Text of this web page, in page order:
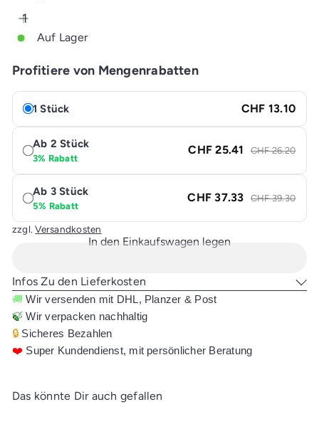
Auf Lager
Profitiere von Mengenrabatten
1 Stück CHF 13.10
Ab 2 Stück
3% Rabatt
CHF 25.41 CHF 26.20
Ab 3 Stück
5% Rabatt
CHF 37.33 CHF 39.30
zzgl.Versandkosten
In den Einkaufswagen legen
Infos Zu den Lieferkosten
🚚 Wir versenden mit DHL, Planzer & Post
🍃 Wir verpacken nachhaltig
🔒 Sicheres Bezahlen
❤️ Super Kundendienst, mit persönlicher Beratung
Das könnte Dir auch gefallen